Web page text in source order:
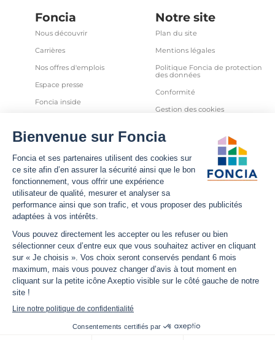
Foncia
Nous découvrir
Carrières
Nos offres d'emplois
Espace presse
Foncia inside
Partenaires
Notre site
Plan du site
Mentions légales
Politique Foncia de protection
des données
Conformité
Gestion des cookies
et autres traceurs
Sécurité informatique
Déclaration d'accessibilité
Infos utiles
Nous contacter
Estimation bien immobilier
Estimation loyer
Actualités
Nous suivre
Facebook
LinkedIn
YouTube
Instagram